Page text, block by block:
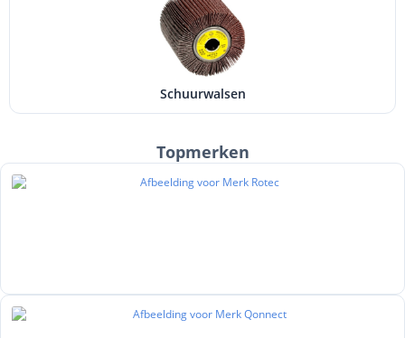
Schuurwalsen
Topmerken